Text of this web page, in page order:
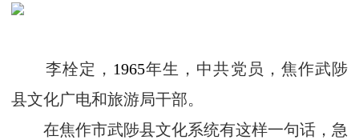
李栓定， 1965年生，中共党员，焦作武陟
县文化广电和旅游局干部。
在焦作市武陟县文化系统有这样一句话，急